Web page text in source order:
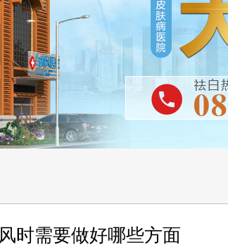
时需要做好哪些方面